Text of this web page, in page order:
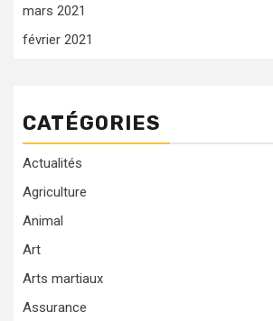
mars 2021
février 2021
CATÉGORIES
Actualités
Agriculture
Animal
Art
Arts martiaux
Assurance